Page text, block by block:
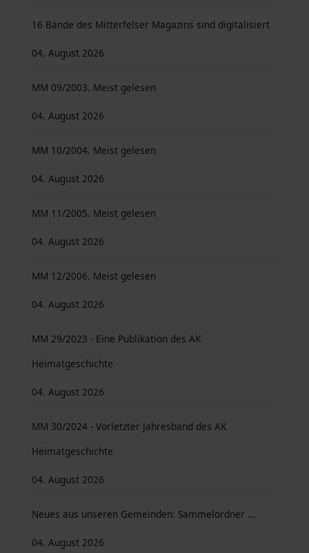
16 Bände des Mitterfelser Magazins sind digitalisiert
04. August 2026
MM 09/2003. Meist gelesen
04. August 2026
MM 10/2004. Meist gelesen
04. August 2026
MM 11/2005. Meist gelesen
04. August 2026
MM 12/2006. Meist gelesen
04. August 2026
MM 29/2023 - Eine Publikation des AK
Heimatgeschichte
04. August 2026
MM 30/2024 - Vorletzter Jahresband des AK
Heimatgeschichte
04. August 2026
Neues aus unseren Gemeinden: Sammelordner ...
04. August 2026